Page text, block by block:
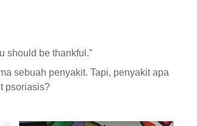
should be thankful.”
sebuah penyakit. Tapi, penyakit apa
psoriasis?